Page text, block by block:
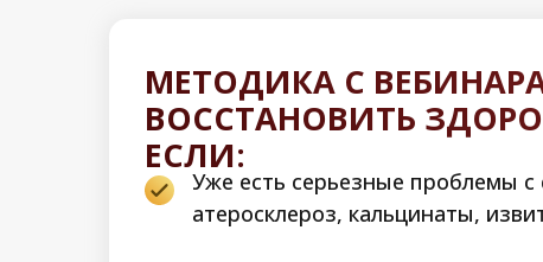
Уже есть серьезные проблемы
атеросклероз, кальцинаты,
МЕТОДИКА С
ВОССТАНОВИТЬ
ЕСЛИ: